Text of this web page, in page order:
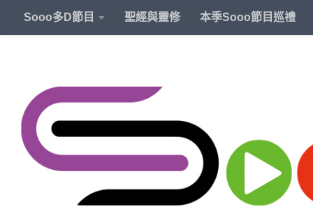
Sooo多D節目 聖經與靈修 本季Sooo節目巡禮